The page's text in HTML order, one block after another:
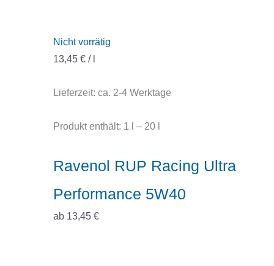
Nicht vorrätig
13,45 €/
Lieferzeit: ca. 2-4 Werktage
Produkt enthält: 1 – 20
Ravenol RUP Racing Ultra
Performance 5W40
ab 13,45 €